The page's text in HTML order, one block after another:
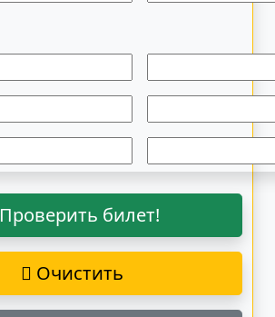
Проверить билет!
Очистить